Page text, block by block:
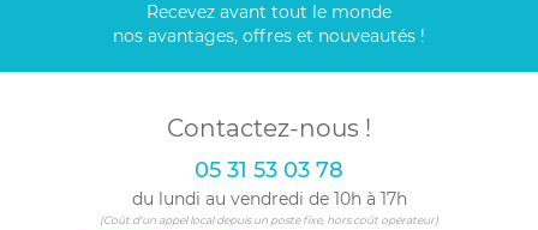
Recevez avant tout le monde
nos avantages, offres et nouveautés !
Contactez-nous !
05 31 53 03 78
du lundi au vendredi de 10h à 17h
(Coût d'un appel local depuis un poste fixe, hors coût opérateur)